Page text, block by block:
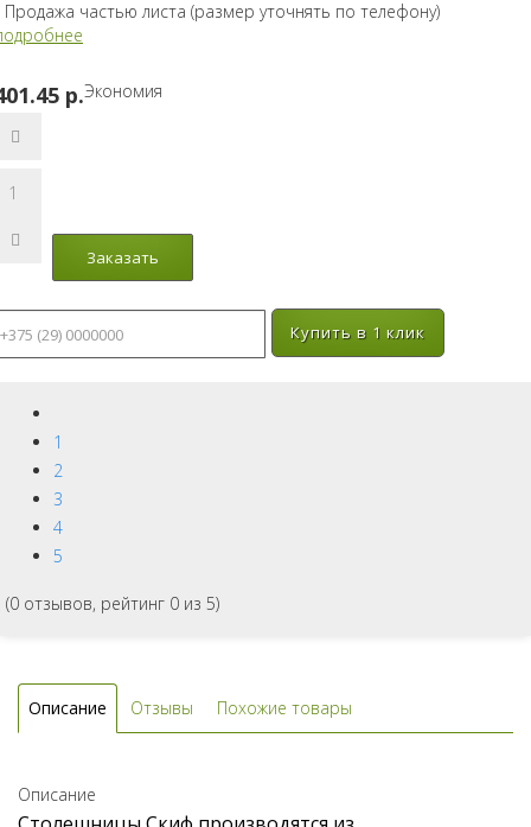
Продажа частью листа (размер уточнять по телефону)
p.Экономия
Купить в 1 клик
1
2
3
4
5
(0 отзывов, рейтинг 0 из 5)
Описание Отзывы Похожие товары
Описание